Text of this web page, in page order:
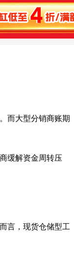
而大型分销商账期
缓解资金周转压
言，现货仓储型工